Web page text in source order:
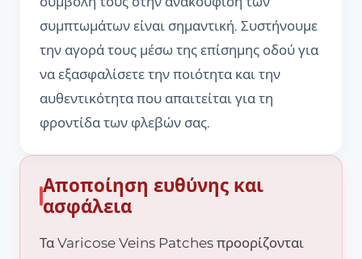
συμπτωμάτων είναι σημαντική. Συστήνουμε
την αγορά τους μέσω της επίσημης οδού για
να εξασφαλίσετε την ποιότητα και την
αυθεντικότητα που απαιτείται για τη
φροντίδα των φλεβών σας.
Αποποίηση ευθύνης και
ασφάλεια
Τα Varicose Veins Patches προορίζονται